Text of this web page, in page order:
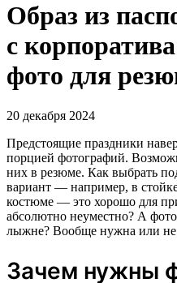
Образ из
с
фото для
20 декабря 2024
Предстоящие праздники
порцией фотографий.
них в резюме. Как выбрать
вариант — например, в
костюме — это хорошо для
абсолютно неуместно? А
лыжне? Вообще нужна или
Зачем нужны